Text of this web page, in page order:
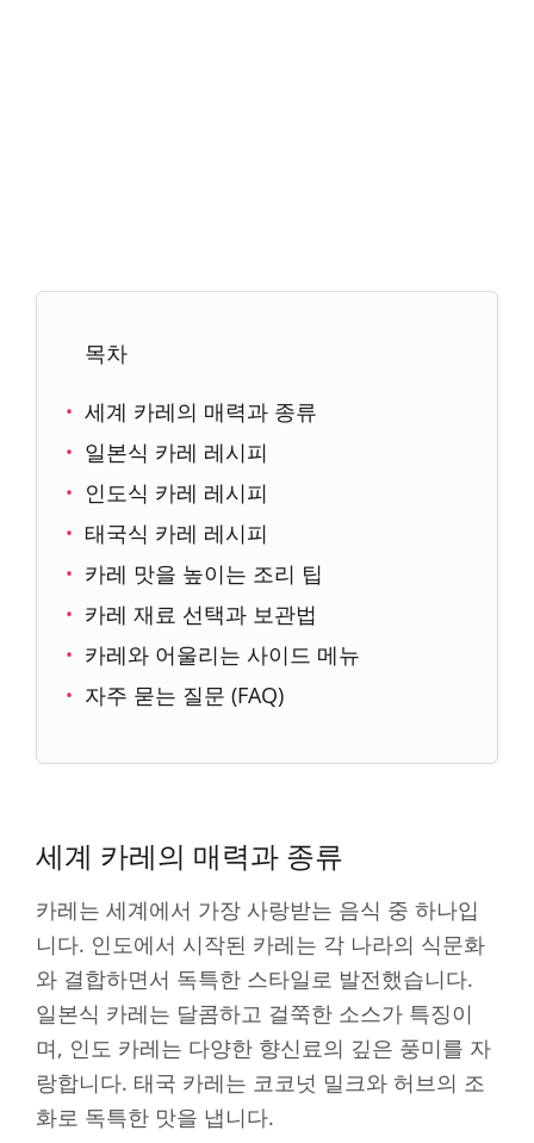
목차
세계 카레의 매력과 종류
일본식 카레 레시피
인도식 카레 레시피
태국식 카레 레시피
카레 맛을 높이는 조리 팁
카레 재료 선택과 보관법
카레와 어울리는 사이드 메뉴
자주 묻는 질문 (FAQ)
세계 카레의 매력과 종류
카레는 세계에서 가장 사랑받는 음식 중 하나입
니다. 인도에서 시작된 카레는 각 나라의 식문화
와 결합하면서 독특한 스타일로 발전했습니다.
일본식 카레는 달콤하고 걸쭉한 소스가 특징이
며, 인도 카레는 다양한 향신료의 깊은 풍미를 자
랑합니다. 태국 카레는 코코넛 밀크와 허브의 조
화로 독특한 맛을 냅니다.